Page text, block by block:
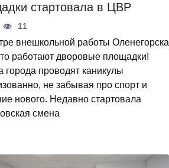
стартовала в ЦВР
11
внешкольной работы Оленегорска
работают дворовые площадки!
города проводят каникулы
не забывая про спорт и
нового. Недавно стартовала
смена